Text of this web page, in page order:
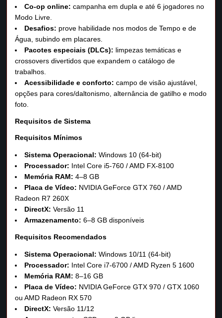
Co-op online: campanha em dupla e até 6 jogadores no
Modo Livre.
Desafios: prove habilidade nos modos de Tempo e de
Água, subindo em placares.
Pacotes especiais (DLCs): limpezas temáticas e
crossovers divertidos que expandem o catálogo de
trabalhos.
Acessibilidade e conforto: campo de visão ajustável,
opções para cores/daltonismo, alternância de gatilho e modo
foto.
Requisitos de Sistema
Requisitos Mínimos
Sistema Operacional: Windows 10 (64‑bit)
Processador: Intel Core i5‑760 / AMD FX‑8100
Memória RAM: 4–8 GB
Placa de Vídeo: NVIDIA GeForce GTX 760 / AMD
Radeon R7 260X
DirectX: Versão 11
Armazenamento: 6–8 GB disponíveis
Requisitos Recomendados
Sistema Operacional: Windows 10/11 (64‑bit)
Processador: Intel Core i7‑6700 / AMD Ryzen 5 1600
Memória RAM: 8–16 GB
Placa de Vídeo: NVIDIA GeForce GTX 970 / GTX 1060
ou AMD Radeon RX 570
DirectX: Versão 11/12